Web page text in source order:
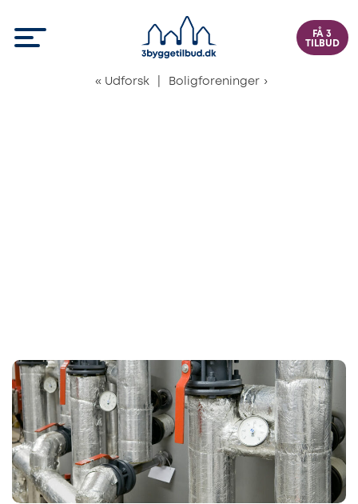
FÅ 3
TILBUD
« Udforsk Boligforeninger ›